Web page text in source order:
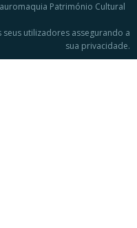
Património Cultural
utilizadores assegurando a
sua privacidade.